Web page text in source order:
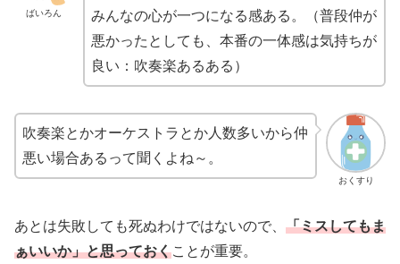
ばいろん
みんなの心が一つになる感ある。（普段仲が
悪かったとしても、本番の一体感は気持ちが
良い：吹奏楽あるある）
おくすり
吹奏楽とかオーケストラとか人数多いから仲
悪い場合あるって聞くよね～。
あとは失敗しても死ぬわけではないので、 「ミスしてもま
ぁいいか」と思っておくことが重要。